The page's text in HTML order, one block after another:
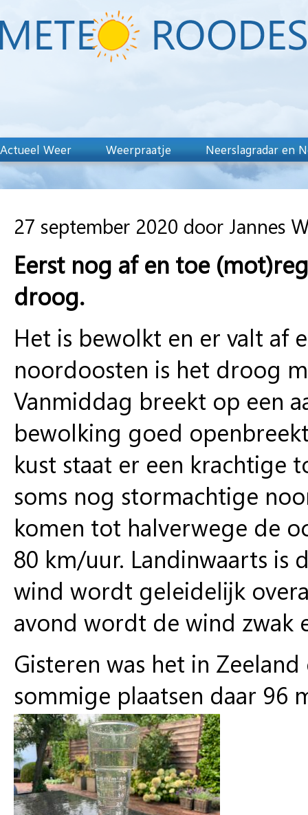
Actueel Weer Weerpraatje Neerslagradar en
27 september 2020 door Jannes
Eerst nog af en toe
droog.
Het is bewolkt en er valt af
noordoosten is het droog
Vanmiddag breekt op een
bewolking goed
kust staat er een krachtige
soms nog stormachtige
komen tot halverwege de
80 km/uur. Landinwaarts
wind wordt geleidelijk
avond wordt de wind zwak
Gisteren was het in
sommige plaatsen daar 96